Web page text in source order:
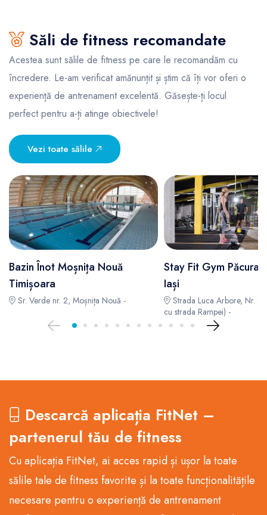
Săli de fitness recomandate
Acestea sunt sălile de fitness pe care le recomandăm cu
încredere. Le-am verificat amănunțit și știm că îți vor oferi o
experiență de antrenament excelentă. Găsește-ți locul
perfect pentru a-ți atinge obiectivele!
Vezi toate sălile
Bazin Înot Moșnița Nouă
Timișoara
Sr. Verde nr. 2, Moșnița Nouă -
Stay Fit Gym
Iași
Strada Luca Arbore, Nr.
cu strada Rampei) -
Descarcă aplicația FitNet –
partenerul tău de fitness
Cu aplicația FitNet, ai acces rapid și ușor la toate
sălile tale de fitness favorite și la toate funcționalitățile
necesare pentru o experiență de antrenament